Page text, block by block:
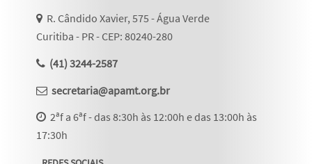
R. Cândido Xavier, 575 - Água Verde
Curitiba - PR - CEP: 80240-280
(41) 3244-2587
secretaria@apamt.org.br
2ªf a 6ªf - das 8:30h às 12:00h e das 13:00h às
17:30h